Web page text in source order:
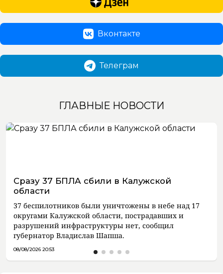
Вконтакте
Телеграм
ГЛАВНЫЕ НОВОСТИ
Сразу 37 БПЛА сбили в Калужской
области
37 беспилотников были уничтожены в небе над 17
округами Калужской области, пострадавших и
разрушений инфраструктуры нет, сообщил
губернатор Владислав Шапша.
08/08/2026 20:53